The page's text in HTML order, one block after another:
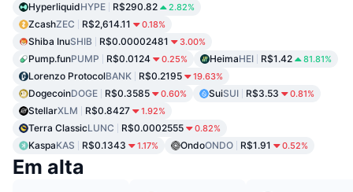
HyperliquidHYPE R$290.82 2.82%
ZcashZEC R$2,614.11 0.18%
Shiba InuSHIB R$0.00002481 3.00%
Pump.funPUMP R$0.0124 0.25% HeimaHEI R$1.42 81.81%
Lorenzo ProtocolBANK R$0.2195 19.63%
DogecoinDOGE R$0.3585 0.60% SuiSUI R$3.53 0.81%
StellarXLM R$0.8427 1.92%
Terra ClassicLUNC R$0.0002555 0.82%
KaspaKAS R$0.1343 1.17% OndoONDO R$1.91 0.52%
Em alta